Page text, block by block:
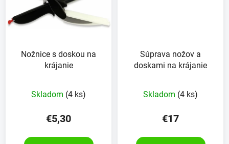
Nožnice s doskou na
krájanie
Skladom (4 ks)
€5,30
Súprava nožov a
doskami na krájanie
Skladom (4 ks)
€17